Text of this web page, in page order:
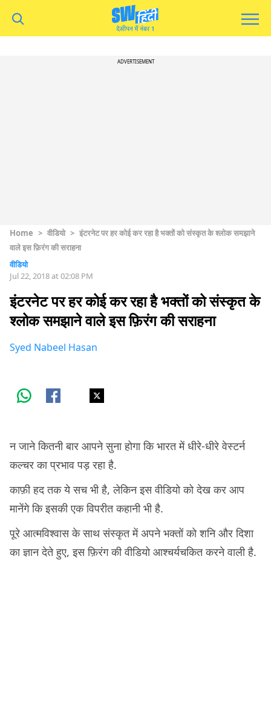
ADVERTISEMENT
Home > वीडियो > इंटरनेट पर हर कोई कर रहा है भक्तों को संस्कृत के श्लोक समझाने
वाले इस फ़िरंग की सराहना
वीडियो
Jul 22, 2018 at 02:08 PM
इंटरनेट पर हर कोई कर रहा है भक्तों को संस्कृत के
श्लोक समझाने वाले इस फ़िरंग की सराहना
Syed Nabeel Hasan
न जाने कितनी बार आपने सुना होगा कि भारत में धीरे-धीरे वेस्टर्न
कल्चर का प्रभाव पड़ रहा है.
काफ़ी हद तक ये सच भी है, लेकिन इस वीडियो को देख कर आप
मानेंगे कि इसकी एक विपरीत कहानी भी है.
पूरे आत्मविश्वास के साथ संस्कृत में अपने भक्तों को शनि और दिशा
का ज्ञान देते हुए, इस फ़िरंग की वीडियो आश्चर्यचकित करने वाली है.